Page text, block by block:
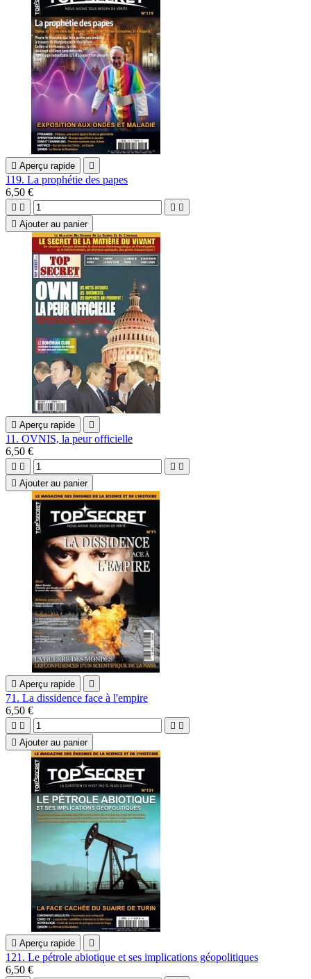
 Aperçu rapide 
119. La prophétie des papes
6,50 €
   
 Ajouter au panier
 Aperçu rapide 
11. OVNIS, la peur officielle
6,50 €
   
 Ajouter au panier
 Aperçu rapide 
71. La dissidence face à l'empire
6,50 €
   
 Ajouter au panier
 Aperçu rapide 
121. Le pétrole abiotique et ses implications géopolitiques
6,50 €